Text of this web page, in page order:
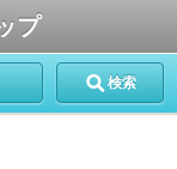
プ
検索